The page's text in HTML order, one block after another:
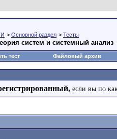
> Основной раздел > Тесты
систем и системный анализ
тест Файловый архив
если вы по